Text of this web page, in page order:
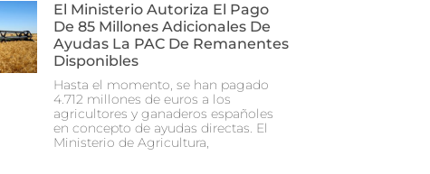
El Ministerio Autoriza El Pago
De 85 Millones Adicionales De
Ayudas La PAC De Remanentes
Disponibles
Hasta el momento, se han pagado
4.712 millones de euros a los
agricultores y ganaderos españoles
en concepto de ayudas directas. El
Ministerio de Agricultura,